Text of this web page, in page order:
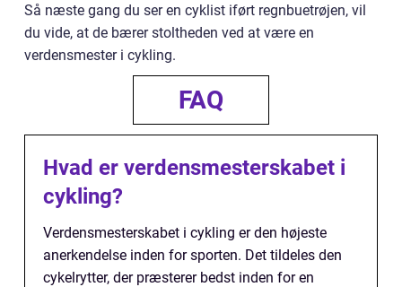
Så næste gang du ser en cyklist iført regnbuetrøjen, vil
du vide, at de bærer stoltheden ved at være en
verdensmester i cykling.
FAQ
Hvad er verdensmesterskabet i
cykling?
Verdensmesterskabet i cykling er den højeste
anerkendelse inden for sporten. Det tildeles den
cykelrytter, der præsterer bedst inden for en